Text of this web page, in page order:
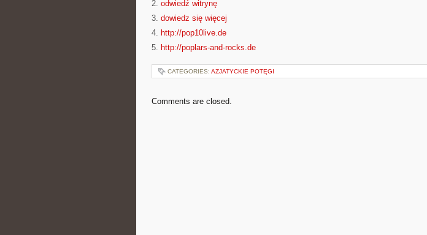
2. odwiedź witrynę
3. dowiedz się więcej
4. http://pop10live.de
5. http://poplars-and-rocks.de
CATEGORIES: AZJATYCKIE POTĘGI
Comments are closed.